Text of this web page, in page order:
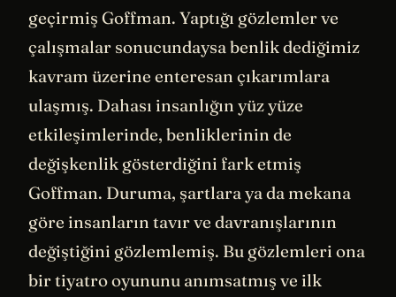
geçirmiş Goffman. Yaptığı gözlemler ve
çalışmalar sonucundaysa benlik dediğimiz
kavram üzerine enteresan çıkarımlara
ulaşmış. Dahası insanlığın yüz yüze
etkileşimlerinde, benliklerinin de
değişkenlik gösterdiğini fark etmiş
Goffman. Duruma, şartlara ya da mekana
göre insanların tavır ve davranışlarının
değiştiğini gözlemlemiş. Bu gözlemleri ona
bir tiyatro oyununu anımsatmış ve ilk